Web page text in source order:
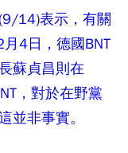
14)表示，有關
4日，德國BNT
蘇貞昌則在
，對於在野黨
並非事實。